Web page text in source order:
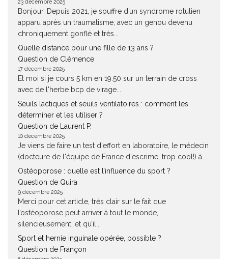
23 décembre 2025
Bonjour, Depuis 2021, je souffre d’un syndrome rotulien
apparu après un traumatisme, avec un genou devenu
chroniquement gonflé et très...
Quelle distance pour une fille de 13 ans ?
Question de Clémence
17 décembre 2025
Et moi si je cours 5 km en 19.50 sur un terrain de cross
avec de l'herbe bcp de virage...
Seuils lactiques et seuils ventilatoires : comment les
déterminer et les utiliser ?
Question de Laurent P.
10 décembre 2025
Je viens de faire un test d'effort en laboratoire, le médecin
(docteure de l'équipe de France d'escrime, trop cool!) à...
Ostéoporose : quelle est l’influence du sport ?
Question de Quira
9 décembre 2025
Merci pour cet article, très clair sur le fait que
l’ostéoporose peut arriver à tout le monde,
silencieusement, et qu’il...
Sport et hernie inguinale opérée, possible ?
Question de Françon